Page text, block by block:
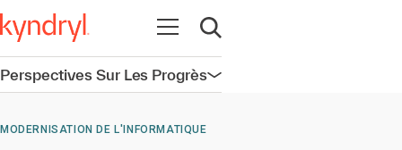
Ouvrir la navigation
Ouvrir la recherche
Perspectives Sur Les ProgrèsOuvrir la navigation
MODERNISATION DE L'INFORMATIQUE